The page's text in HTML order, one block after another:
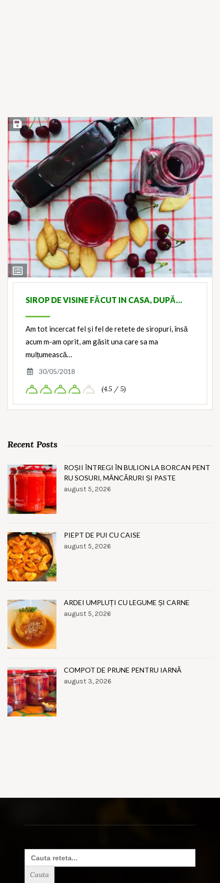
View
Ingredients
Save Recipe
SIROP DE VISINE FĂCUT IN CASA, DUPĂ…
Am tot incercat fel și fel de retete de siropuri, însă
acum m-am oprit, am găsit una care sa ma
mulțumească…
30/05/2018
(4.5 / 5)
Recent Posts
ROȘII ÎNTREGI ÎN BULION LA BORCAN PENT
RU SOSURI, MÂNCĂRURI ȘI PASTE
august 5, 2026
PIEPT DE PUI CU CAISE
august 5, 2026
ARDEI UMPLUȚI CU LEGUME ȘI CARNE
august 5, 2026
COMPOT DE PRUNE PENTRU IARNĂ
august 3, 2026
Search
for: